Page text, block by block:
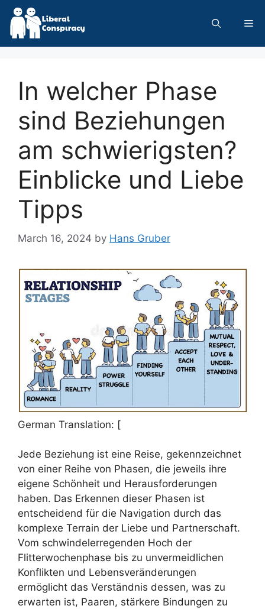
Skip
content
In welcher Phase
sind Beziehungen
am schwierigsten?
Einblicke und Liebe
Tipps
March 16, 2024 by Hans Gruber
German Translation: [
Jede Beziehung ist eine Reise, gekennzeichnet
von einer Reihe von Phasen, die jeweils ihre
eigene Schönheit und Herausforderungen
haben. Das Erkennen dieser Phasen ist
entscheidend für die Navigation durch das
komplexe Terrain der Liebe und Partnerschaft.
Vom schwindelerregenden Hoch der
Flitterwochenphase bis zu unvermeidlichen
Konflikten und Lebensveränderungen
ermöglicht das Verständnis dessen, was zu
erwarten ist, Paaren, stärkere Bindungen zu